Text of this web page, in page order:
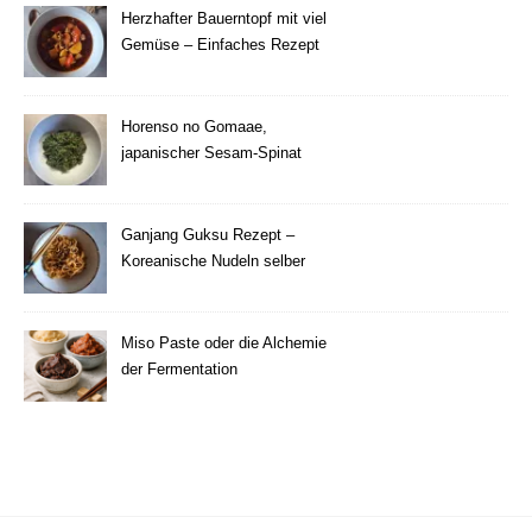
Herzhafter Bauerntopf mit viel
Gemüse – Einfaches Rezept
Horenso no Gomaae,
japanischer Sesam-Spinat
Ganjang Guksu Rezept –
Koreanische Nudeln selber
Miso Paste oder die Alchemie
der Fermentation